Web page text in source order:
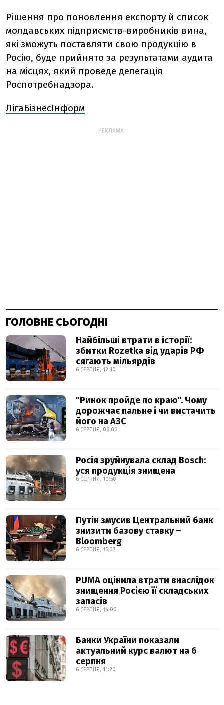
Рішення про поновлення експорту й список
молдавських підприємств-виробників вина,
які зможуть поставляти свою продукцію в
Росію, буде прийнято за результатами аудита
на місцях, який проведе делегація
Роспотребнадзора.
ЛігаБізнесІнформ
РЕКЛАМА:
ГОЛОВНЕ СЬОГОДНІ
Найбільші втрати в історії:
збитки Rozetka від ударів РФ
сягають мільярдів
6 СЕРПНЯ, 12:10
"Ринок пройде по краю". Чому
дорожчає пальне і чи вистачить
його на АЗС
6 СЕРПНЯ, 06:00
Росія зруйнувала склад Bosch:
уся продукція знищена
6 СЕРПНЯ, 10:50
Путін змусив Центральний банк
знизити базову ставку –
Bloomberg
6 СЕРПНЯ, 15:07
PUMA оцінила втрати внаслідок
знищення Росією її складських
запасів
6 СЕРПНЯ, 14:00
Банки України показали
актуальний курс валют на 6
серпня
6 СЕРПНЯ, 11:20